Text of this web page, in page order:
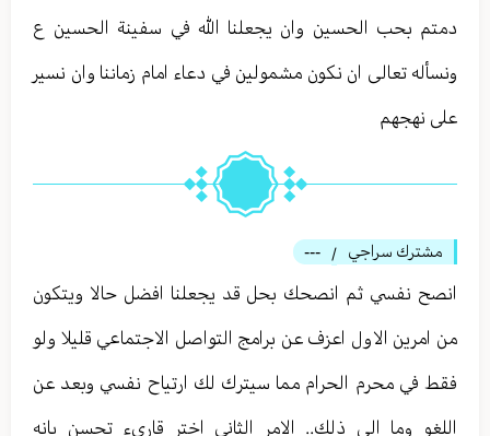
دمتم بحب الحسين وان يجعلنا الله في سفينة الحسين ع
ونسأله تعالى ان نكون مشمولين في دعاء امام زماننا وان نسير
على نهجهم
مشترك سراجي /
---
انصح نفسي ثم انصحك بحل قد يجعلنا افضل حالا ويتكون
من امرين الاول اعزف عن برامج التواصل الاجتماعي قليلا ولو
فقط في محرم الحرام مما سيترك لك ارتياح نفسي وبعد عن
اللغو وما الى ذلك.. الامر الثاني اختر قاريء تحسن بانه